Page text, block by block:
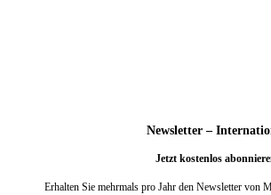
Newsletter –
Jetzt kostenlos
Erhalten Sie mehrmals pro Jahr den Newsletter von